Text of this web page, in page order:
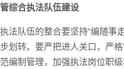
综合执法队伍建设
法队伍的整合要坚持“编随事
划转。要严把进人关口，严
编制管理，加强执法岗位职